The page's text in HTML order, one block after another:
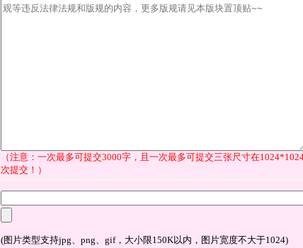
（注意：一次最多可提交3000字，且一次最多可提交三张尺寸在
次提交！）
(图片类型支持jpg、png、gif，大小限150K以内，图片宽度不大于1024)